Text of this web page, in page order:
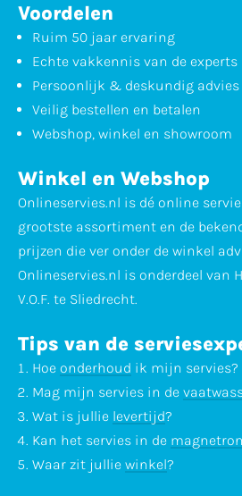
Voordelen
Ruim 50 jaar ervaring
Echte vakkennis van de experts
Persoonlijk & deskundig advies
Veilig bestellen en betalen
Webshop, winkel en showroom
Winkel en Webshop
Onlineservies.nl is dé online
grootste assortiment en de
prijzen die ver onder de winkel
Onlineservies.nl is onderdeel van
V.O.F. te Sliedrecht.
Tips van de
Hoe onderhoud ik mijn servies?
Mag mijn servies in de
Wat is jullie levertijd?
Kan het servies in de magnetron
Waar zit jullie winkel?